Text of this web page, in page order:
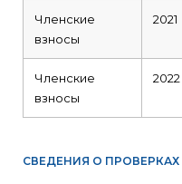
Членские
взносы
2021
Членские
взносы
2022
СВЕДЕНИЯ О ПРОВЕРКАХ